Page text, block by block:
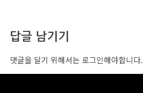
답글 남기기
댓글을 달기 위해서는 로그인해야합니다.